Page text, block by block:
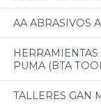
AA ABRASIVOS
PUMA (BTA
TALLERES GAN